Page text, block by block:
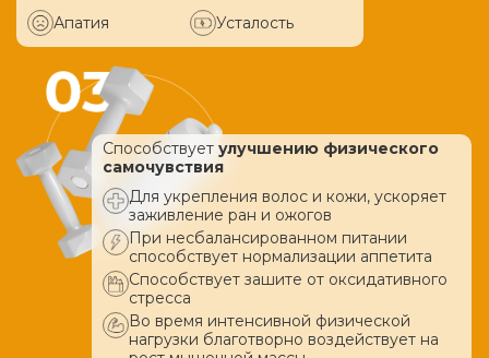
Апатия
Усталость
Способствует улучшению физического
самочувствия
Для укрепления волос и кожи, ускоряет
заживление ран и ожогов
При несбалансированном питании
способствует нормализации аппетита
Способствует зашите от оксидативного
стресса
Во время интенсивной физической
нагрузки благотворно воздействует на